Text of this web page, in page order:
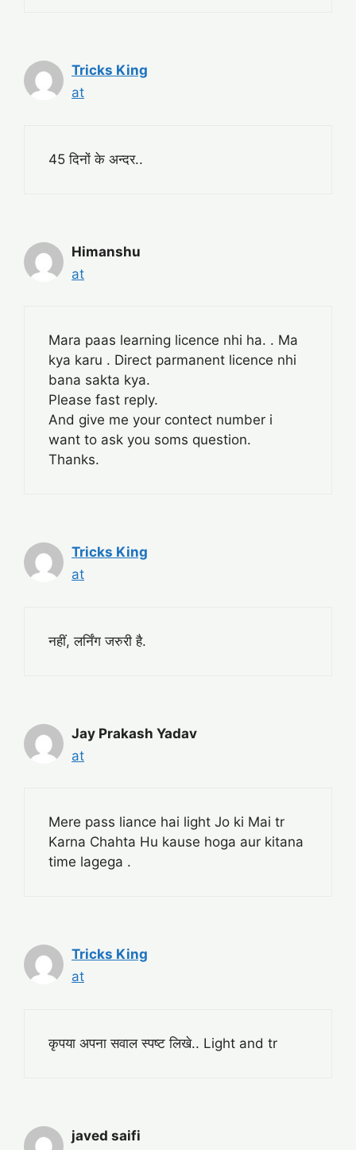
Tricks King
at
45 दिनों के अन्दर..
Himanshu
at
Mara paas learning licence nhi ha. . Ma
kya karu . Direct parmanent licence nhi
bana sakta kya.
Please fast reply.
And give me your contect number i
want to ask you soms question.
Thanks.
Tricks King
at
नहीं, लर्निंग जरुरी है.
Jay Prakash Yadav
at
Mere pass liance hai light Jo ki Mai tr
Karna Chahta Hu kause hoga aur kitana
time lagega .
Tricks King
at
कृपया अपना सवाल स्पष्ट लिखे.. Light and tr
javed saifi